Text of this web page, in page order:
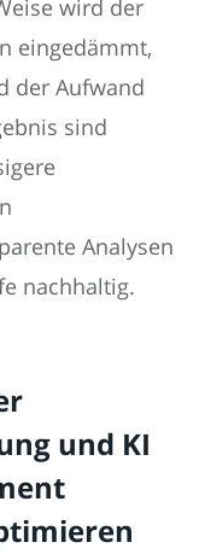
wird der
eingedämmt,
der Aufwand
sind
Analysen
nachhaltig.
und KI